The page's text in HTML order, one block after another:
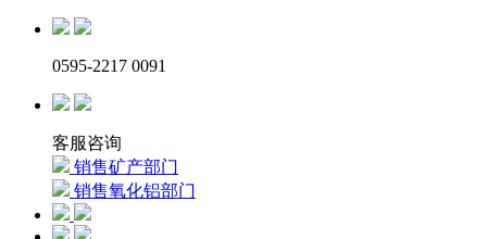
0595-2217 0091
客服咨询
销售矿产部门
销售氧化铝部门